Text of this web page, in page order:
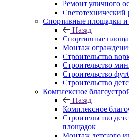
Ремонт уличного
Светотехнический
Спортивные площадки и
Назад
Спортивные
Монтаж
Строительство
Строительство
Строительство
Строительство
Комплексное
Назад
Комплексное
Строительство
площадок
Монтаж детского